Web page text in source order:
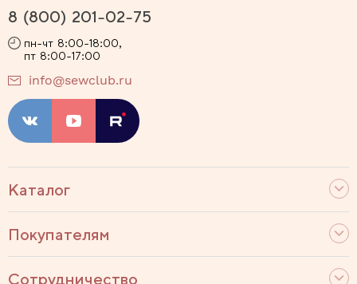
Каталог
Покупателям
Сотрудничество
8 (800) 201-02-75
пн-чт 8:00-18:00,
пт 8:00-17:00
info@sewclub.ru